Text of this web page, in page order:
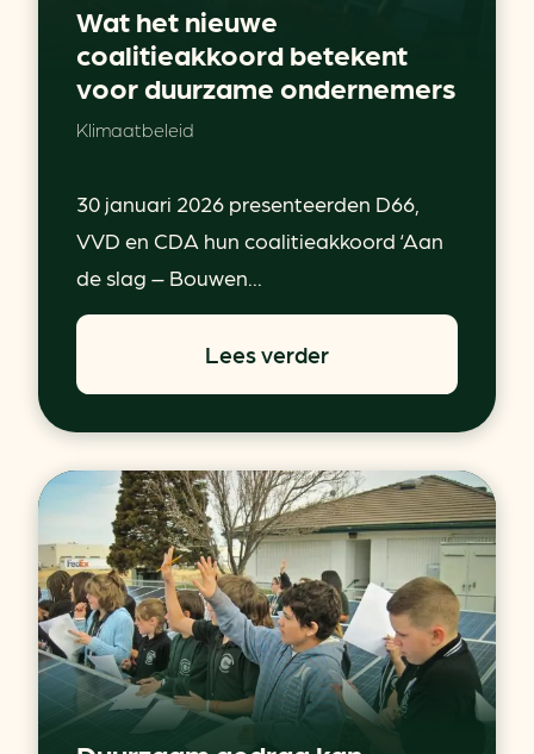
Wat het nieuwe
coalitieakkoord betekent
voor duurzame ondernemers
Klimaatbeleid
30 januari 2026 presenteerden D66,
VVD en CDA hun coalitieakkoord ‘Aan
de slag – Bouwen...
Lees verder